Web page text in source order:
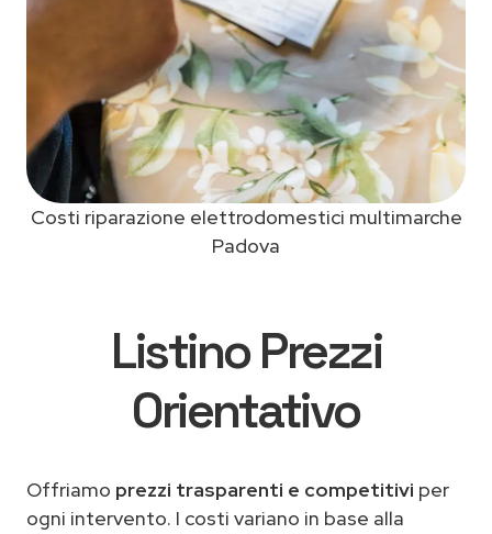
Costi riparazione elettrodomestici multimarche
Padova
Listino Prezzi
Orientativo
Offriamo prezzi trasparenti e competitivi per
ogni intervento. I costi variano in base alla